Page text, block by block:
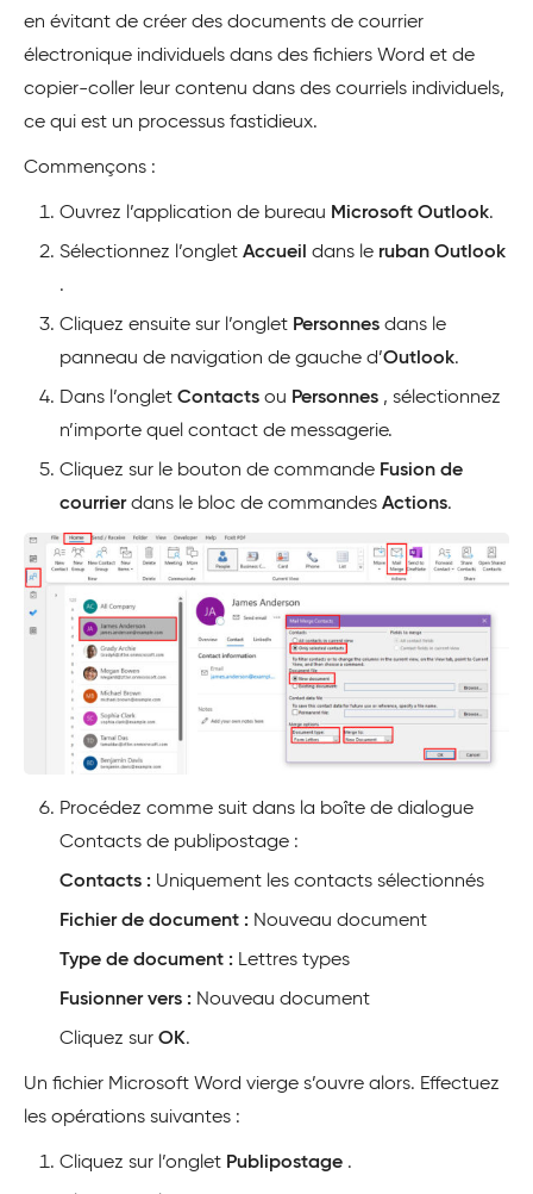
en évitant de créer des documents de courrier
électronique individuels dans des fichiers Word et de
copier-coller leur contenu dans des courriels individuels,
ce qui est un processus fastidieux.
Commençons :
Ouvrez l’application de bureau Microsoft Outlook.
Sélectionnez l’onglet Accueil dans le ruban Outlook
.
Cliquez ensuite sur l’onglet Personnes dans le
panneau de navigation de gauche d’Outlook.
Dans l’onglet Contacts ou Personnes , sélectionnez
n’importe quel contact de messagerie.
Cliquez sur le bouton de commande Fusion de
courrierdans le bloc de commandes Actions.
Procédez comme suit dans la boîte de dialogue
Contacts de publipostage :
Contacts : Uniquement les contacts sélectionnés
Fichier de document : Nouveau document
Type de document : Lettres types
Fusionner vers : Nouveau document
Cliquez sur OK.
Un fichier Microsoft Word vierge s’ouvre alors. Effectuez
les opérations suivantes :
Cliquez sur l’onglet Publipostage .